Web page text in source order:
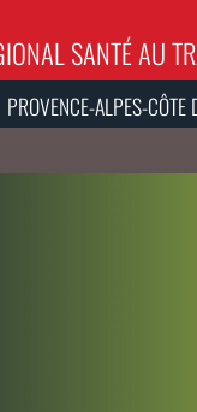
SANTÉ AU
PROVENCE-ALPES-CÔTE